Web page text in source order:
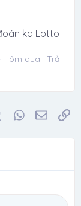
kq Lotto
Hôm qua
Trả
Tumblr WhatsApp
Email